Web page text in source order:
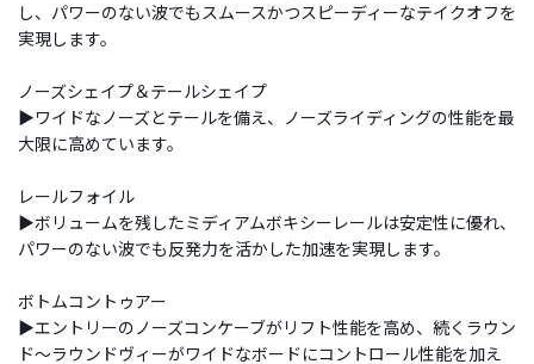
し、パワーのない波でもスムースかつスピーディーなテイクオフを
実現します。
ノーズシェイプ＆テールシェイプ
▶ワイドなノーズとテールを備え、ノーズライディングの性能を最
大限に高めています。
レールフォイル
▶ボリュームを残したミディアムボキシーレールは安定性に優れ、
パワーのない波でも反発力を活かした加速を実現します。
ボトムコントゥアー
▶エントリーのノーズコンケーブがリフト性能を高め、続くラウン
ド～ラウンドヴィーがワイドなボードにコントロール性能を加え